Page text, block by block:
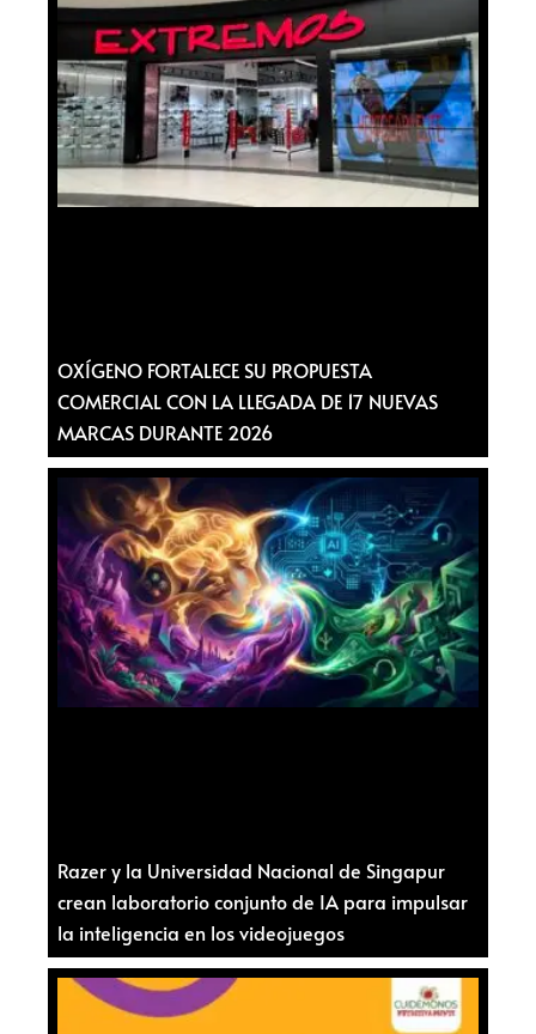
OXÍGENO FORTALECE SU PROPUESTA
COMERCIAL CON LA LLEGADA DE 17 NUEVAS
MARCAS DURANTE 2026
Razer y la Universidad Nacional de Singapur
crean laboratorio conjunto de IA para impulsar
la inteligencia en los videojuegos